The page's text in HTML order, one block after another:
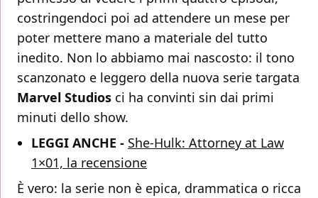
costringendoci poi ad attendere un mese per
poter mettere mano a materiale del tutto
inedito. Non lo abbiamo mai nascosto: il tono
scanzonato e leggero della nuova serie targata
Marvel Studios ci ha convinti sin dai primi
minuti dello show.
LEGGI ANCHE - She-Hulk: Attorney at Law
1×01, la recensione
È vero: la serie non è epica, drammatica o ricca